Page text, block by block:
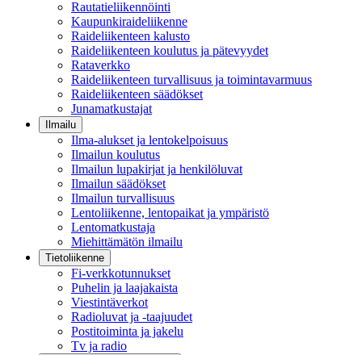
Rautatieliikennöinti
Kaupunkiraideliikenne
Raideliikenteen kalusto
Raideliikenteen koulutus ja pätevyydet
Rataverkko
Raideliikenteen turvallisuus ja toimintavarmuus
Raideliikenteen säädökset
Junamatkustajat
Ilmailu
Ilma-alukset ja lentokelpoisuus
Ilmailun koulutus
Ilmailun lupakirjat ja henkilöluvat
Ilmailun säädökset
Ilmailun turvallisuus
Lentoliikenne, lentopaikat ja ympäristö
Lentomatkustaja
Miehittämätön ilmailu
Tietoliikenne
Fi-verkkotunnukset
Puhelin ja laajakaista
Viestintäverkot
Radioluvat ja -taajuudet
Postitoiminta ja jakelu
Tv ja radio